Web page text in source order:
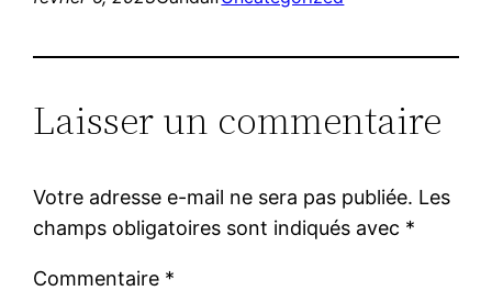
Laisser un commentaire
Votre adresse e-mail ne sera pas publiée. Les
champs obligatoires sont indiqués avec *
Commentaire *